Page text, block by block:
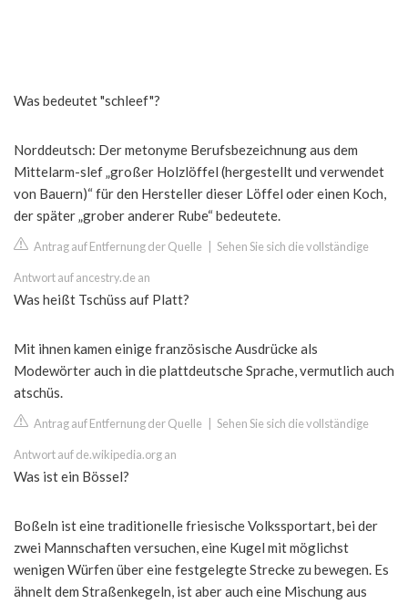
Was bedeutet "schleef"?
Norddeutsch: Der metonyme Berufsbezeichnung aus dem
Mittelarm-slef „großer Holzlöffel (hergestellt und verwendet
von Bauern)“ für den Hersteller dieser Löffel oder einen Koch,
der später „grober anderer Rube“ bedeutete.
Antrag auf Entfernung der Quelle Sehen Sie sich die vollständige
Antwort auf ancestry.de an
Was heißt Tschüss auf Platt?
Mit ihnen kamen einige französische Ausdrücke als
Modewörter auch in die plattdeutsche Sprache, vermutlich auch
atschüs.
Antrag auf Entfernung der Quelle Sehen Sie sich die vollständige
Antwort auf de.wikipedia.org an
Was ist ein Bössel?
Boßeln ist eine traditionelle friesische Volkssportart, bei der
zwei Mannschaften versuchen, eine Kugel mit möglichst
wenigen Würfen über eine festgelegte Strecke zu bewegen. Es
ähnelt dem Straßenkegeln, ist aber auch eine Mischung aus